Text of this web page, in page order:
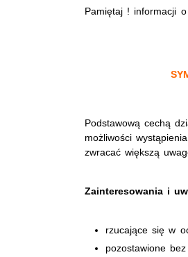
Pamiętaj ! informacji
Podstawową cechą
możliwości
zwracać większą
Zainteresowania i
rzucające się w
pozostawione